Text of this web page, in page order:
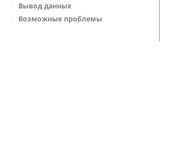
Вывод данных
Возможные проблемы